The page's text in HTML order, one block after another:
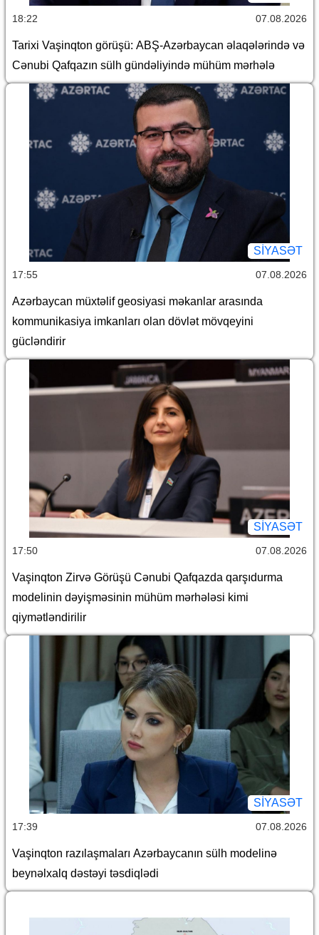
18:22 07.08.2026
Tarixi Vaşinqton görüşü: ABŞ-Azərbaycan əlaqələrində və
Cənubi Qafqazın sülh gündəliyində mühüm mərhələ
SİYASƏT
17:55 07.08.2026
Azərbaycan müxtəlif geosiyasi məkanlar arasında
kommunikasiya imkanları olan dövlət mövqeyini
gücləndirir
SİYASƏT
17:50 07.08.2026
Vaşinqton Zirvə Görüşü Cənubi Qafqazda qarşıdurma
modelinin dəyişməsinin mühüm mərhələsi kimi
qiymətləndirilir
SİYASƏT
17:39 07.08.2026
Vaşinqton razılaşmaları Azərbaycanın sülh modelinə
beynəlxalq dəstəyi təsdiqlədi